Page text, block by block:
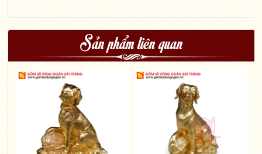
Sản phẩm liên quan